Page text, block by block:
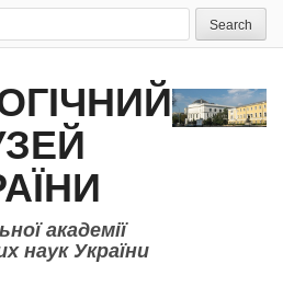
академії
наук України